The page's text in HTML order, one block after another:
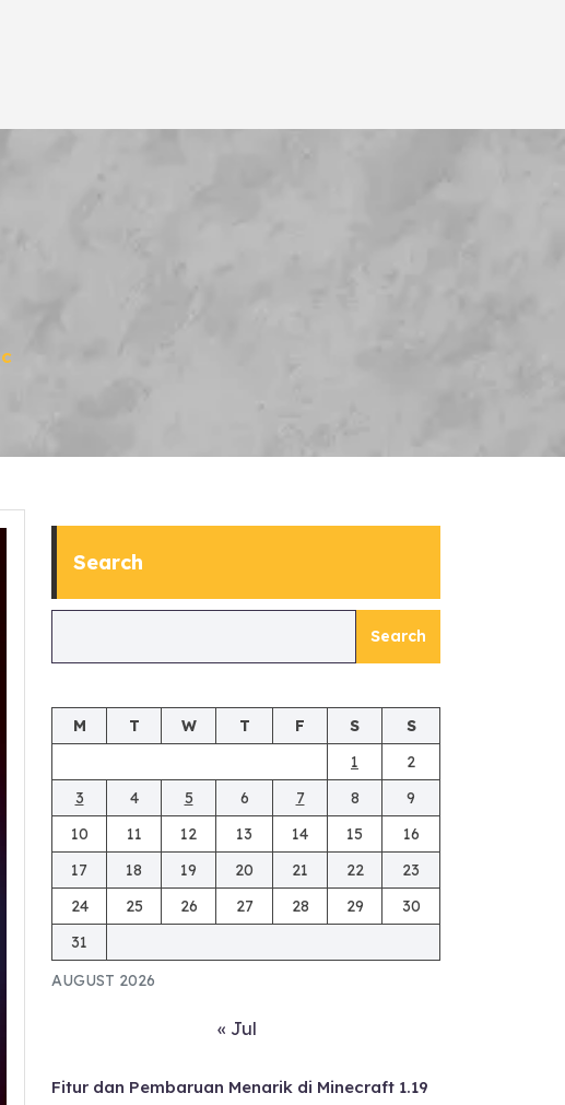
Search
Search
AUGUST 2026
M T W T F S
S
1
2
3
4 5 6 7 8
9
10
11 12 13 14 15
16
17
18 19 20 21 22
23
24
25 26 27 28 29
30
31
« Jul
Fitur dan Pembaruan Menarik di Minecraft 1.19